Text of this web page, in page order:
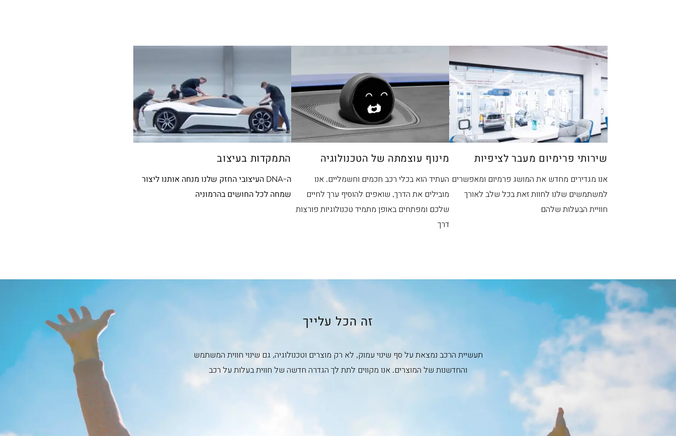
שירותי פרימיום מעבר לציפיות
אנו מגדירים מחדש את המושג פרמיום ומאפשרים
למשתמשים שלנו לחוות זאת בכל שלב לאורך
חוויית הבעלות שלהם
מינוף עוצמתה של הטכנולוגיה
העתיד הוא בכלי רכב חכמים וחשמליים. אנו
מובילים את הדרך, שואפים להוסיף ערך לחיים
שלכם ומפתחים באופן מתמיד טכנולוגיות פורצות
דרך
התמקדות בעיצוב
ה-DNA העיצובי החזק שלנו מנחה אותנו ליצור
שמחה לכל החושים בהרמוניה
זה הכל עלייך
תעשיית הרכב נמצאת על סף שינוי עמוק, לא רק מוצרים וטכנולוגיה, גם שינוי חווית המשתמש
והחדשנות של המוצרים. אנו מקווים לתת לך הגדרה חדשה של חווית בעלות על רכב